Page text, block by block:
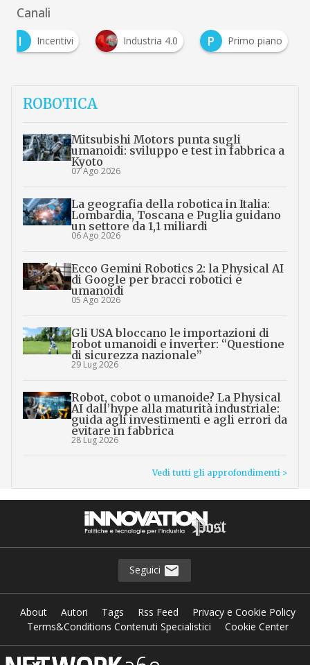
Canali
I
Incentivi Industria 4.0 P Primo piano
ROBOTICA
Mitsubishi Motors punta sugli
umanoidi: sviluppo e test in fabbrica a
Kyoto
07 Ago 2026
La geografia della robotica in Italia:
Lombardia, Toscana e Puglia guidano
un settore da 1,1 miliardi
06 Ago 2026
Ecco Gemini Robotics 2: la Physical AI
di Google per bracci robotici e
umanoidi
05 Ago 2026
Gli USA bloccano le importazioni di
robot umanoidi e inverter: “Questione
di sicurezza nazionale”
29 Lug 2026
Robot, cobot o umanoide? La Physical
AI dall’hype alla maturità industriale:
guida agli investimenti e agli errori da
evitare in fabbrica
28 Lug 2026
Vedi tutti gli approfondimenti >
Seguici
About Autori Tags Rss Feed
Privacy e Cookie Policy
Terms&Conditions Contenuti Specialistici
Cookie Center